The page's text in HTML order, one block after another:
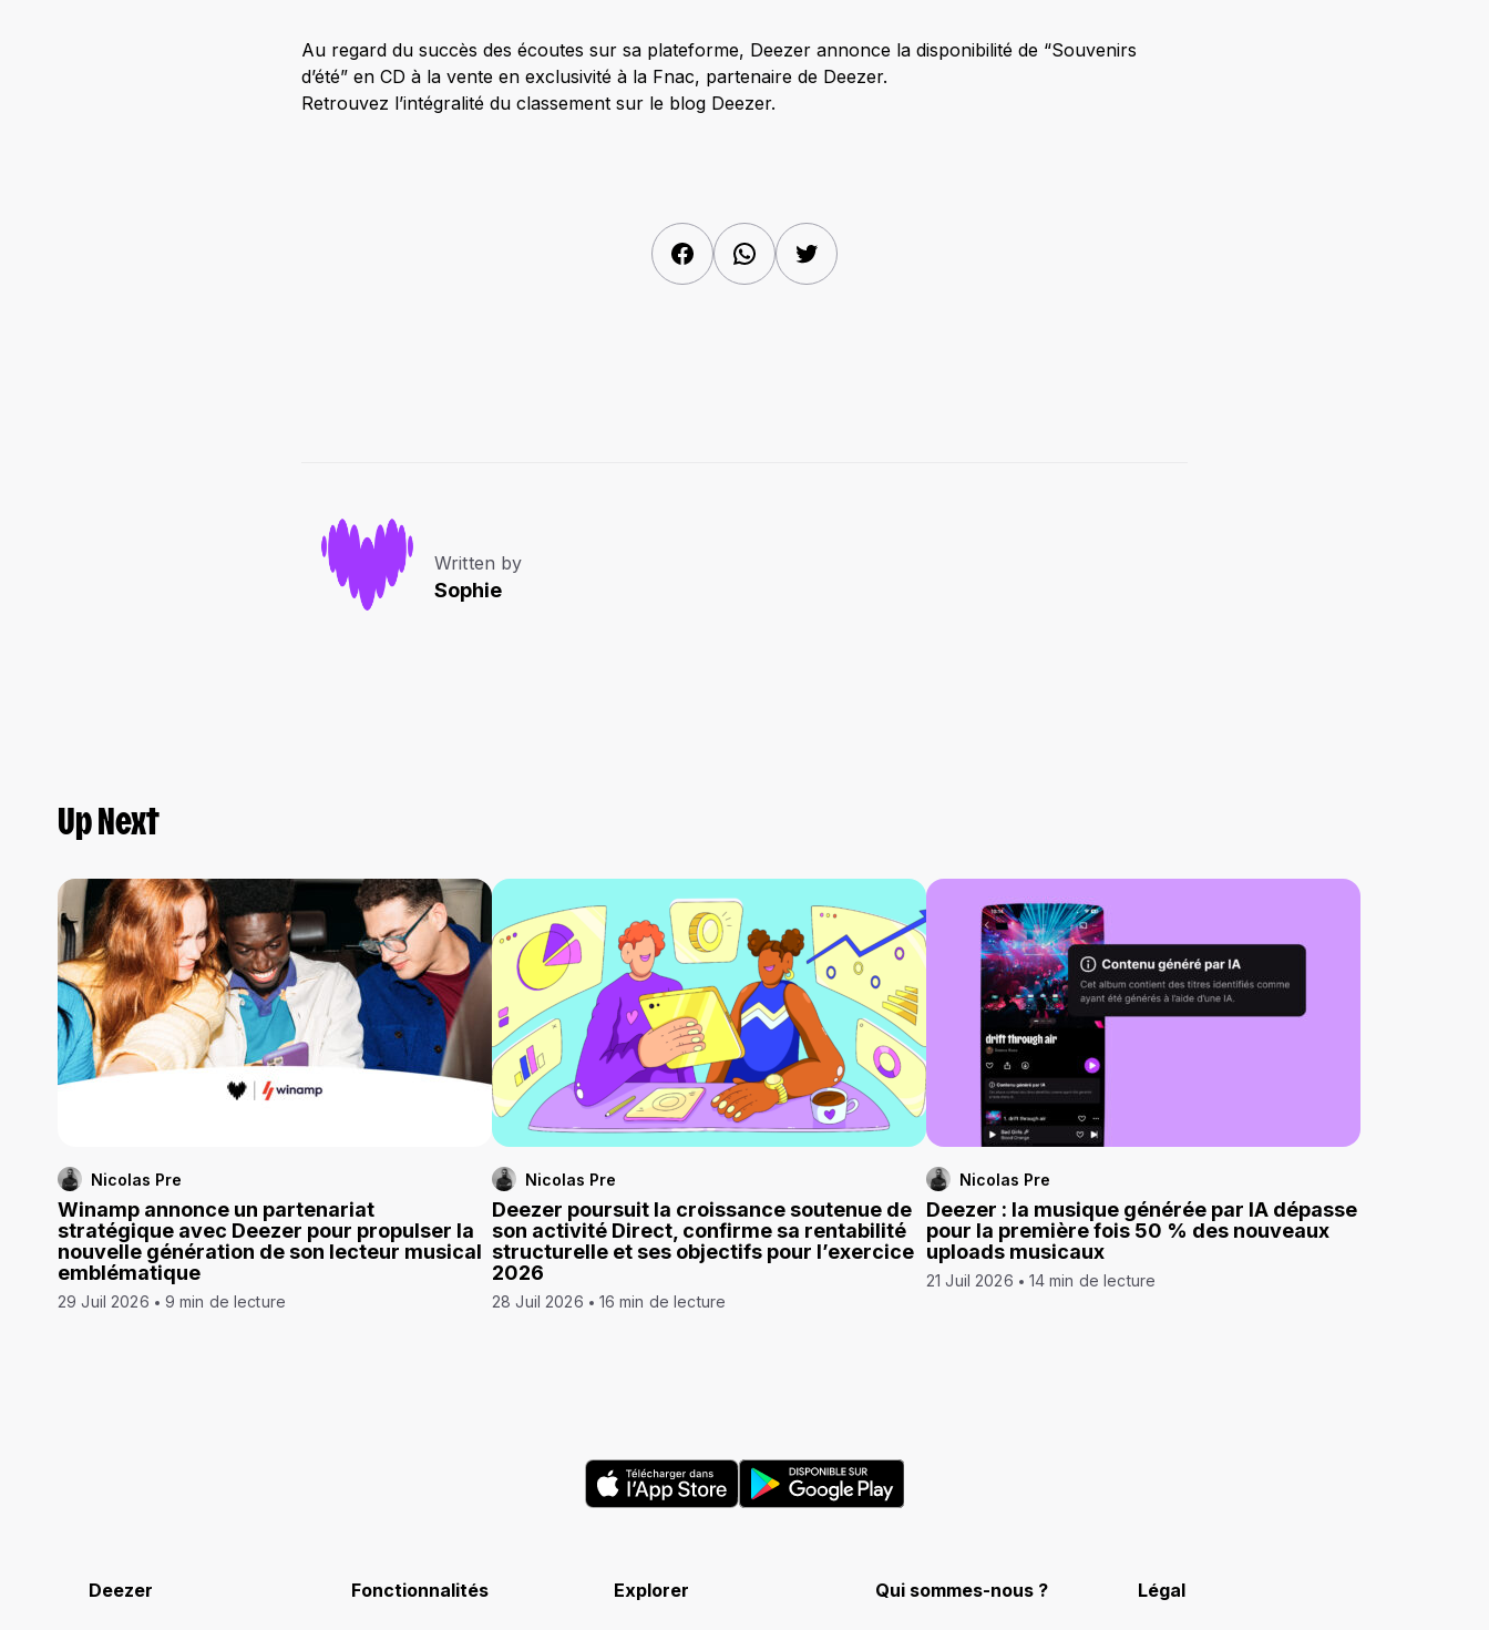
Au regard du succès des écoutes sur sa plateforme, Deezer annonce la disponibilité de “Souvenirs
d’été” en CD à la vente en exclusivité à la Fnac, partenaire de Deezer.
Retrouvez l’intégralité du classement sur le blog Deezer.
FacebookWhatsAppTwitter
Written by
Sophie
Up Next
Nicolas Pre
Winamp annonce un partenariat
stratégique avec Deezer pour propulser la
nouvelle génération de son lecteur musical
emblématique
29 Juil 2026 9 min de lecture
Nicolas Pre
Deezer poursuit la croissance soutenue de
son activité Direct, confirme sa rentabilité
structurelle et ses objectifs pour l’exercice
2026
28 Juil 2026 16 min de lecture
Nicolas Pre
Deezer : la musique générée par IA dépasse
pour la première fois 50 % des nouveaux
uploads musicaux
21 Juil 2026 14 min de lecture
Deezer Fonctionnalités Explorer Qui sommes-nous ? Légal